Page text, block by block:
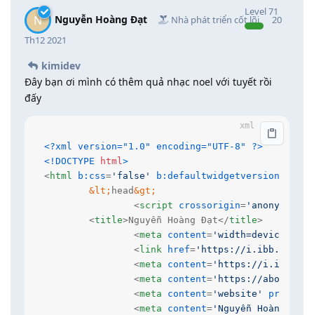
N Nguyễn Hoàng Đạt Nhà phát triển cốt lõi
Level71
20
Th12 2021
kimidev
Đây bạn ơi mình có thêm quả nhạc noel với tuyết rồi
đấy
<?xml version="1.0" encoding="UTF-8" ?>
<!DOCTYPE
html>
<html b:css='false' b:defaultwidgetversion
&lt; head&gt;
<script crossorigin='anonymous'
<title>Nguyễn Hoàng Đạt</title>
<meta content='width=device-
<link href='https://i.ibb.co/
<meta content='https://i.ibb.co/
<meta content='https://about-
<meta content='website' property
<meta content='Nguyễn Hoàng Đạt'